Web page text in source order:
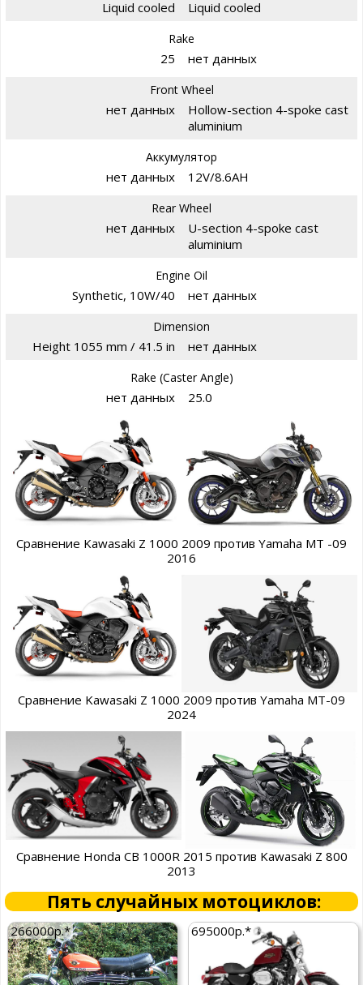
Liquid cooled Liquid cooled
Rake
25 нет данных
Front Wheel
нет данных
Hollow-section 4-spoke cast
aluminium
Аккумулятор
нет данных 12V/8.6AH
Rear Wheel
нет данных
U-section 4-spoke cast
aluminium
Engine Oil
Synthetic, 10W/40 нет данных
Dimension
Height 1055 mm / 41.5 in нет данных
Rake (Caster Angle)
нет данных 25.0
Сравнение Kawasaki Z 1000 2009 против Yamaha MT -09
2016
Сравнение Kawasaki Z 1000 2009 против Yamaha MT-09
2024
Сравнение Honda CB 1000R 2015 против Kawasaki Z 800
2013
Пять случайных мотоциклов:
266000р.* 695000р.*